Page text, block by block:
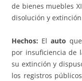
de bienes muebles
disolución y
Hechos: El auto
por insuficiencia de
su extinción y
los registros